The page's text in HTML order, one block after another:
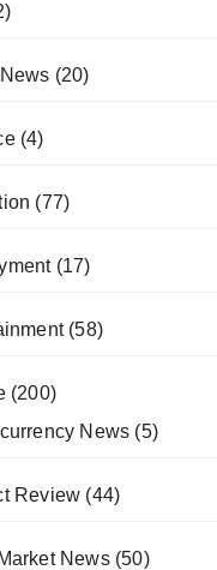
(20)
(4)
(77)
(17)
(58)
(200)
News (5)
Review (44)
News(50)